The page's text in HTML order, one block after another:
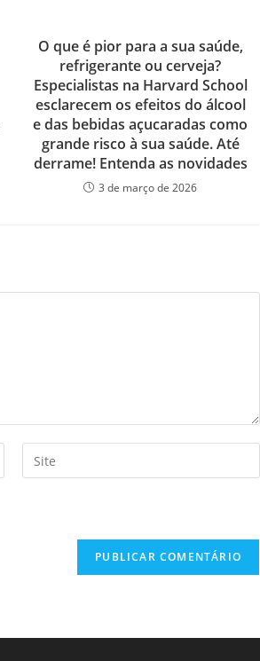
O que é pior para a sua saúde,
refrigerante ou cerveja?
Especialistas na Harvard School
esclarecem os efeitos do álcool
e das bebidas açucaradas como
grande risco à sua saúde. Até
derrame! Entenda as novidades
3 de março de 2026
Digite
o